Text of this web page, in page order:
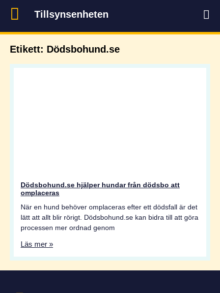
Tillsynsenheten
Etikett: Dödsbohund.se
Dödsbohund.se hjälper hundar från dödsbo att
omplaceras
När en hund behöver omplaceras efter ett dödsfall är det
lätt att allt blir rörigt. Dödsbohund.se kan bidra till att göra
processen mer ordnad genom
Läs mer »